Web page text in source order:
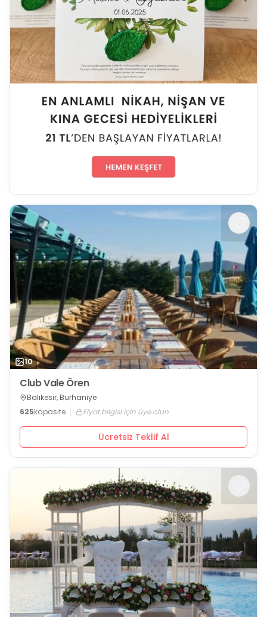
10
Club Vale Ören
Balıkesir, Burhaniye
625kapasite Fiyat bilgisi için üye olun
Ücretsiz Teklif Al